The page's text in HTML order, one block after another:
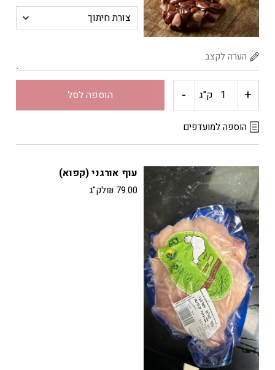
+ כמות
של
ירושלמי
ק"ג - הוספה לסל
הוספה למועדפים
עוף אורגני (קפוא)
₪ 79.00 לק"ג